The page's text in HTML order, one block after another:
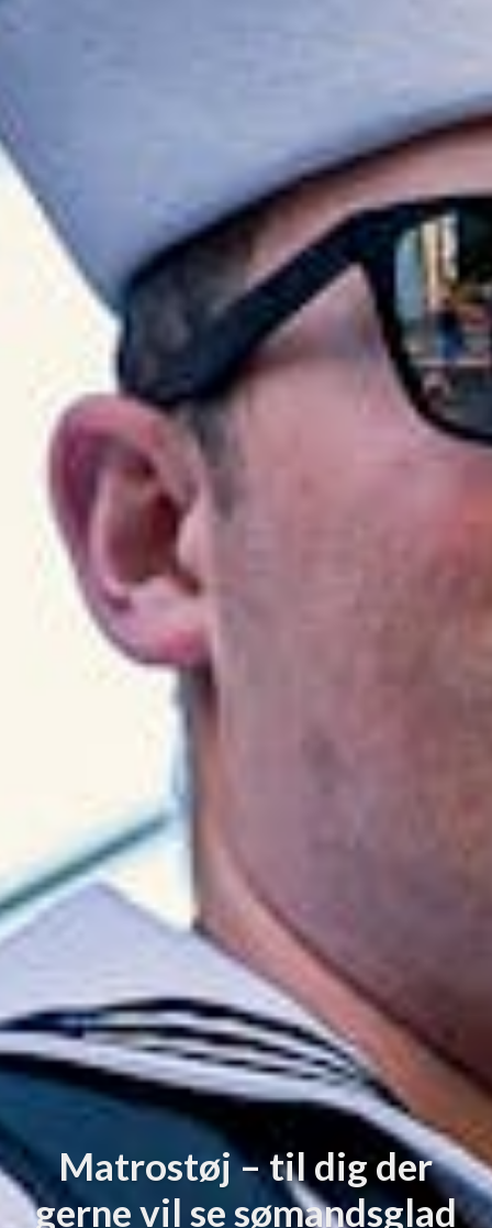
Matrostøj – til dig der
gerne vil se sømandsglad